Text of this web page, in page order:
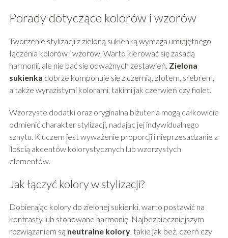
Porady dotyczące kolorów i wzorów
Tworzenie stylizacji z zieloną sukienką wymaga umiejętnego
łączenia kolorów i wzorów. Warto kierować się zasadą
harmonii, ale nie bać się odważnych zestawień. Zielona
sukienka dobrze komponuje się z czernią, złotem, srebrem,
a także wyrazistymi kolorami, takimi jak czerwień czy fiolet.
Wzorzyste dodatki oraz oryginalna biżuteria mogą całkowicie
odmienić charakter stylizacji, nadając jej indywidualnego
sznytu. Kluczem jest wyważenie proporcji i nieprzesadzanie z
ilością akcentów kolorystycznych lub wzorzystych
elementów.
Jak łączyć kolory w stylizacji?
Dobierając kolory do zielonej sukienki, warto postawić na
kontrasty lub stonowane harmonię. Najbezpieczniejszym
rozwiązaniem są neutralne kolory, takie jak beż, czerń czy